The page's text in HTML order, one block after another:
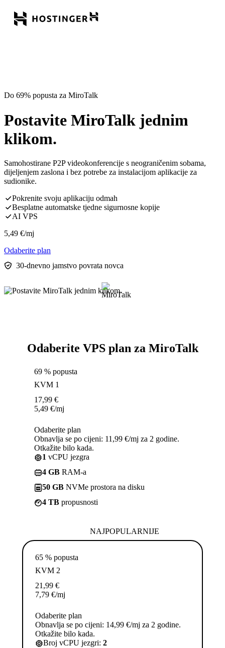
Do 69% popusta za MiroTalk
Postavite MiroTalk jednim
klikom.
Samohostirane P2P videokonferencije s neograničenim sobama,
dijeljenjem zaslona i bez potrebe za instalacijom aplikacije za
sudionike.
Pokrenite svoju aplikaciju odmah
Besplatne automatske tjedne sigurnosne kopije
AI VPS
5,49 €/mj
Odaberite plan
30-dnevno jamstvo povrata novca
Odaberite VPS plan za MiroTalk
69 % popusta
KVM 1
17,99 €
5,49 €/mj
Odaberite plan
Obnavlja se po cijeni: 11,99 €/mj za 2 godine.
Otkažite bilo kada.
1 vCPU jezgra
4 GB RAM-a
50 GB NVMe prostora na disku
4 TB propusnosti
NAJPOPULARNIJE
65 % popusta
KVM 2
21,99 €
7,79 €/mj
Odaberite plan
Obnavlja se po cijeni: 14,99 €/mj za 2 godine.
Otkažite bilo kada.
Broj vCPU jezgri: 2